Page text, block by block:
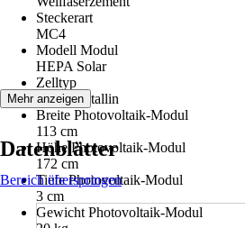
Steckerart
MC4
Modell Modul
HEPA Solar
Zelltyp
Monokristallin
Breite Photovoltaik-Modul
113 cm
Höhe Photovoltaik-Modul
172 cm
Tiefe Photovoltaik-Modul
3 cm
Gewicht Photovoltaik-Modul
Mehr anzeigen
Datenblätter
Bereich überspringen